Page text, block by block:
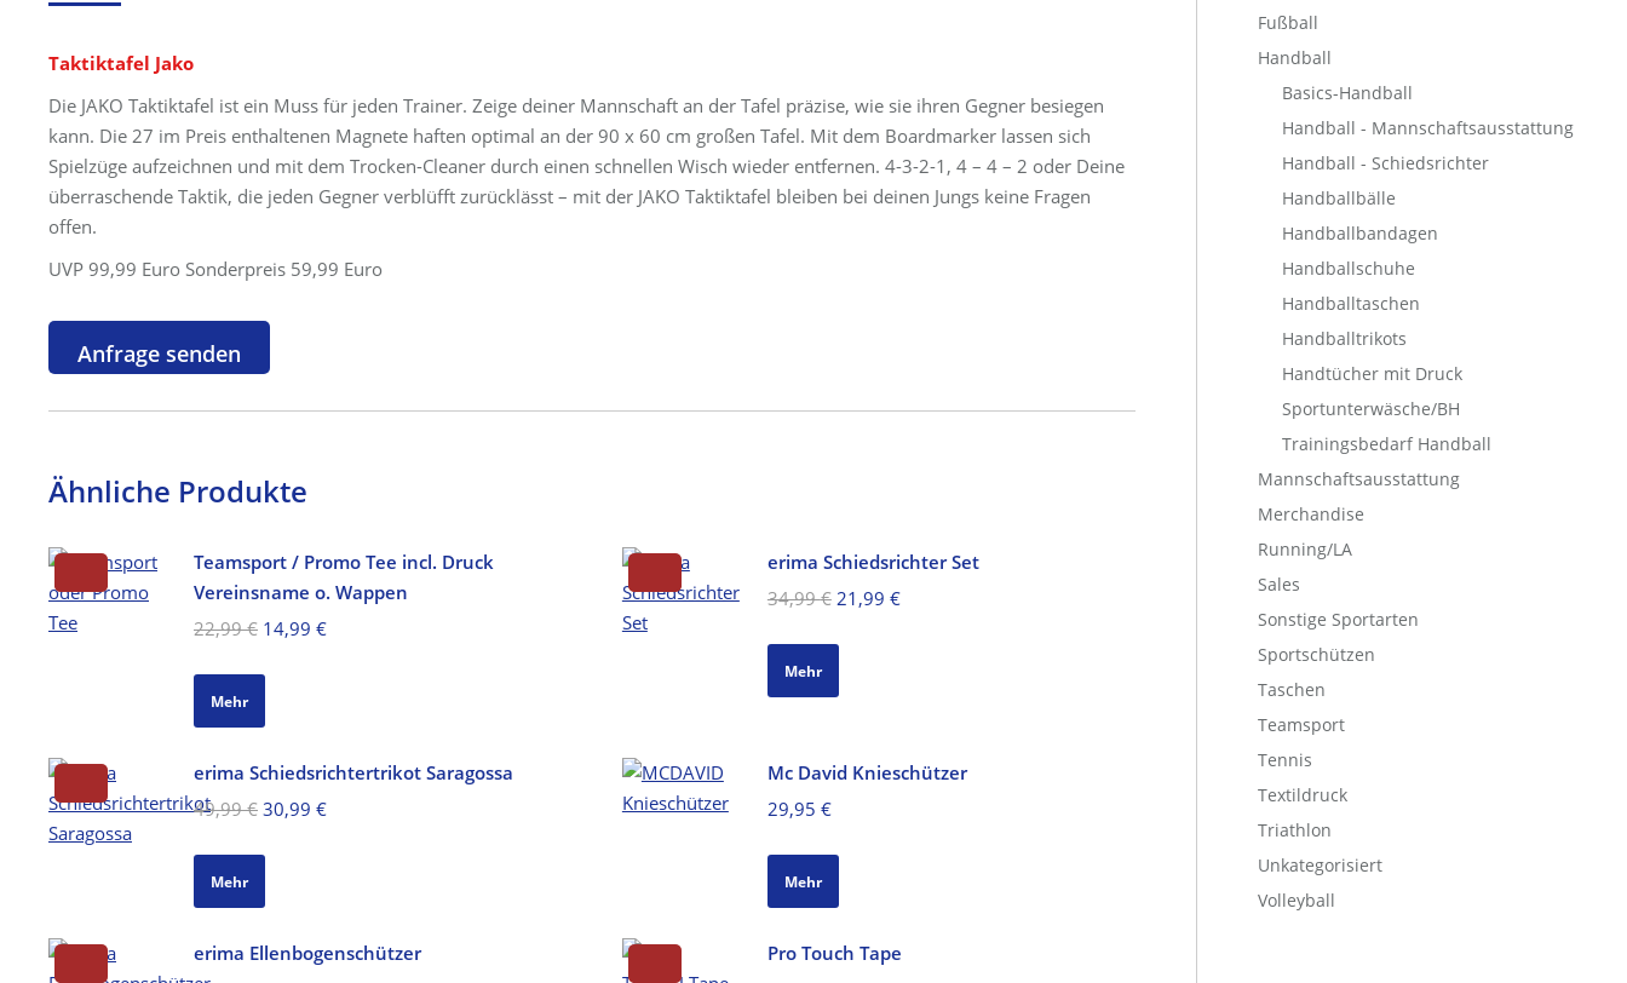
99,99 €
Taktiktafel Jako
Die JAKO Taktiktafel ist ein Muss für jeden Trainer. Zeige deiner Mannschaft an der Tafel präzise, wie sie ihren Gegner besiegen
kann. Die 27 im Preis enthaltenen Magnete haften optimal an der 90 x 60 cm großen Tafel. Mit dem Boardmarker lassen sich
Spielzüge aufzeichnen und mit dem Trocken-Cleaner durch einen schnellen Wisch wieder entfernen. 4-3-2-1, 4 – 4 – 2 oder Deine
überraschende Taktik, die jeden Gegner verblüfft zurücklässt – mit der JAKO Taktiktafel bleiben bei deinen Jungs keine Fragen
offen.
UVP 99,99 Euro Sonderpreis 59,99 Euro
Ähnliche Produkte
Teamsport / Promo Tee incl. Druck
Vereinsname o. Wappen
22,99€ Ursprünglicher
14,99 €Aktueller
Mehr
erima Schiedsrichter Set
34,99€ Ursprünglicher
21,99 €Aktueller
Mehr
erima Schiedsrichtertrikot Saragossa
49,99€ Ursprünglicher
30,99 €Aktueller
Mehr
Mc David Knieschützer
29,95 €
Mehr
erima Ellenbogenschützer
Pro Touch Tape
Fußball
Handball
Basics-Handball
Handball - Mannschaftsausstattung
Handball - Schiedsrichter
Handballbälle
Handballbandagen
Handballschuhe
Handballtaschen
Handballtrikots
Handtücher mit Druck
Sportunterwäsche/BH
Trainingsbedarf Handball
Mannschaftsausstattung
Merchandise
Running/LA
Sales
Sonstige Sportarten
Sportschützen
Taschen
Teamsport
Tennis
Textildruck
Triathlon
Unkategorisiert
Volleyball